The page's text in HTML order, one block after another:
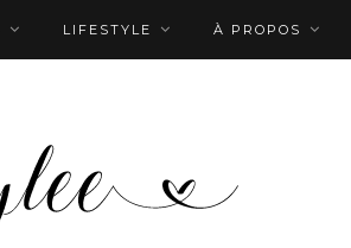
LIFESTYLE À PROPOS